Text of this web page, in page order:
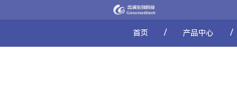
首页 / 产品中心 /